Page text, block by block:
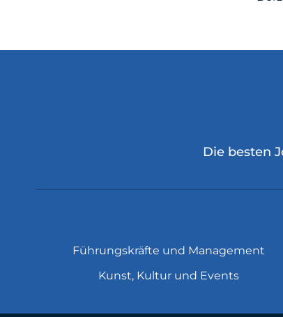
Die besten
Führungskräfte und Management
Kunst, Kultur und Events